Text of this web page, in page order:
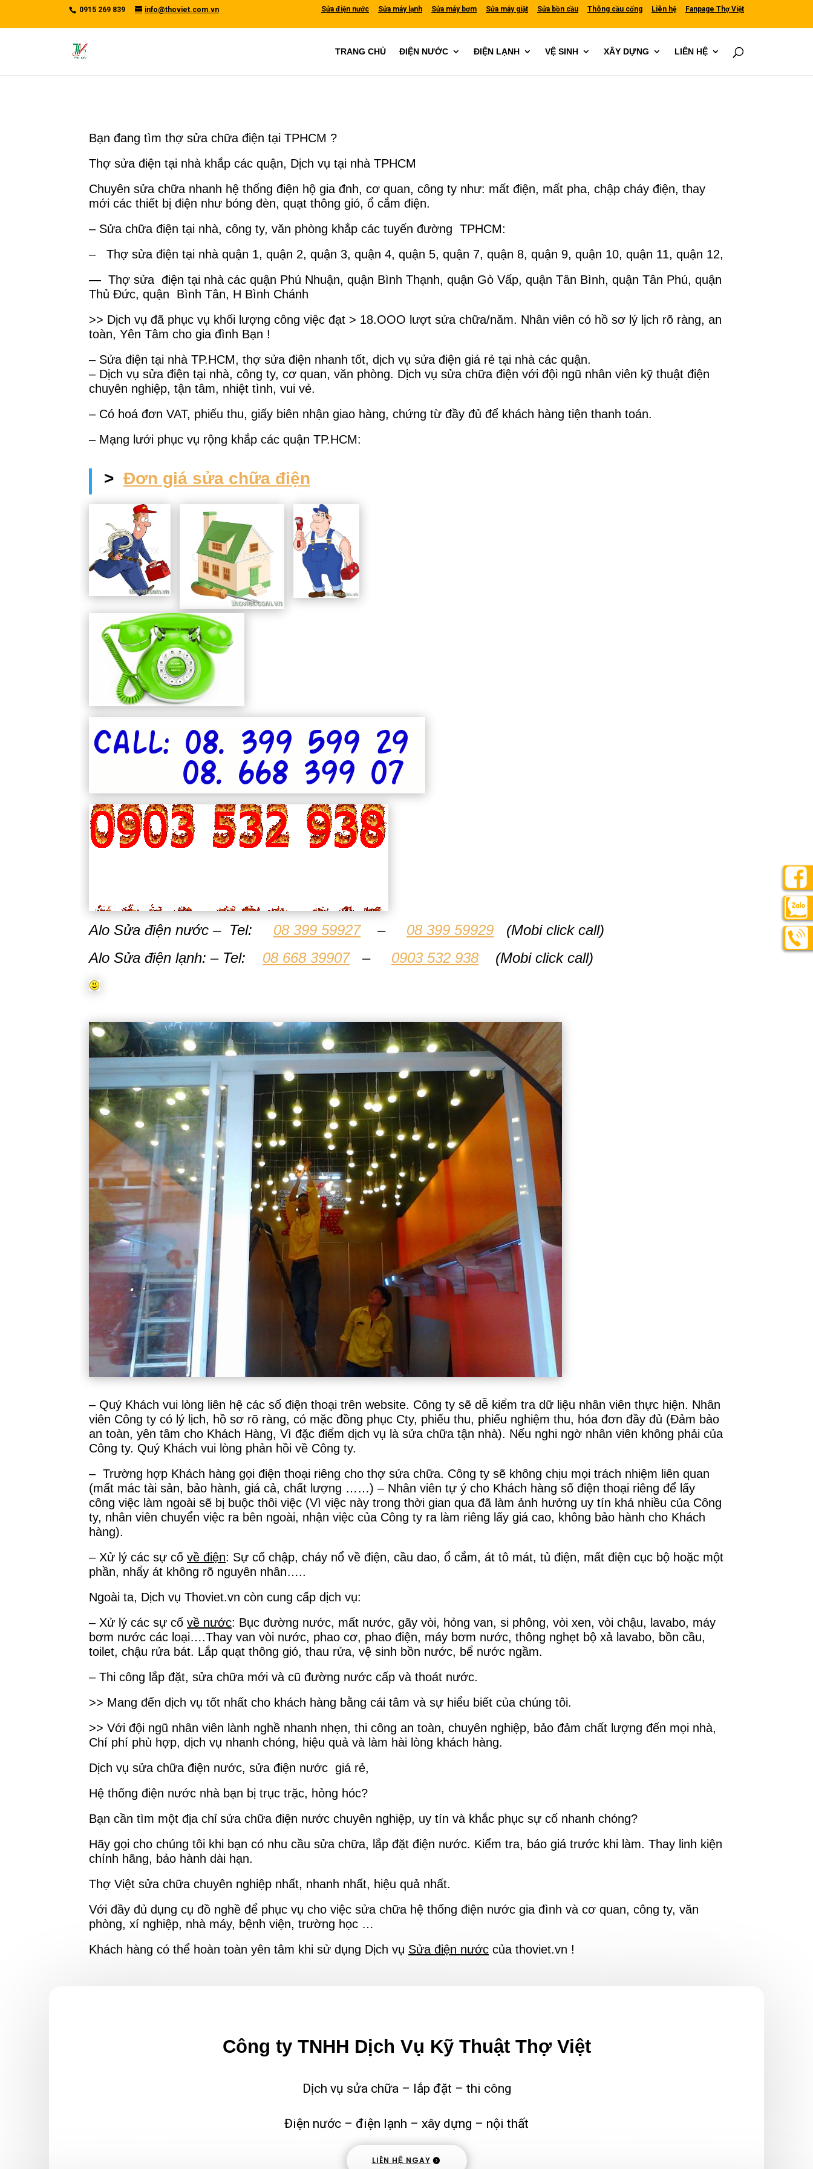
0915 269 839 info@thoviet.com.vn Sửa điện nước Sửa máy lạnh Sửa máy bơm Sửa máy giặt Sửa bồn cầu Thông cầu cống Liên hệ Fanpage Thợ Việt
TRANG CHỦ ĐIỆN NƯỚC ĐIỆN LẠNH VỆ SINH XÂY DỰNG LIÊN HỆ
Bạn đang tìm thợ sửa chữa điện tại TPHCM ?
Thợ sửa điện tại nhà khắp các quận, Dịch vụ tại nhà TPHCM
Chuyên sửa chữa nhanh hệ thống điện hộ gia đnh, cơ quan, công ty như: mất điện, mất pha, chập cháy điện, thay
mới các thiết bị điện như bóng đèn, quạt thông gió, ổ cắm điện.
– Sửa chữa điện tại nhà, công ty, văn phòng khắp các tuyến đường TPHCM:
– Thợ sửa điện tại nhà quận 1, quận 2, quận 3, quận 4, quận 5, quận 7, quận 8, quận 9, quận 10, quận 11, quận 12,
— Thợ sửa điện tại nhà các quận Phú Nhuận, quận Bình Thạnh, quận Gò Vấp, quận Tân Bình, quận Tân Phú, quận
Thủ Đức, quận Bình Tân, H Bình Chánh
>> Dịch vụ đã phục vụ khối lượng công việc đạt > 18.OOO lượt sửa chữa/năm. Nhân viên có hồ sơ lý lịch rõ ràng, an
toàn, Yên Tâm cho gia đình Bạn !
– Sửa điện tại nhà TP.HCM, thợ sửa điện nhanh tốt, dịch vụ sửa điện giá rẻ tại nhà các quận.
– Dịch vụ sửa điện tại nhà, công ty, cơ quan, văn phòng. Dịch vụ sửa chữa điện với đội ngũ nhân viên kỹ thuật điện
chuyên nghiệp, tận tâm, nhiệt tình, vui vẻ.
– Có hoá đơn VAT, phiếu thu, giấy biên nhận giao hàng, chứng từ đầy đủ để khách hàng tiện thanh toán.
– Mạng lưới phục vụ rộng khắp các quận TP.HCM:
> Đơn giá sửa chữa điện
Alo Sửa điện nước – Tel: 08 399 59927– 08 399 59929
(Mobi click call)
Alo Sửa điện lạnh: – Tel: 08 668 39907– 0903 532 938(Mobi click call)
– Quý Khách vui lòng liên hệ các số điện thoại trên website. Công ty sẽ dễ kiểm tra dữ liệu nhân viên thực hiện. Nhân
viên Công ty có lý lịch, hồ sơ rõ ràng, có mặc đồng phục Cty, phiếu thu, phiếu nghiệm thu, hóa đơn đầy đủ (Đảm bảo
an toàn, yên tâm cho Khách Hàng, Vì đặc điểm dịch vụ là sửa chữa tận nhà). Nếu nghi ngờ nhân viên không phải của
Công ty. Quý Khách vui lòng phản hồi về Công ty.
– Trường hợp Khách hàng gọi điện thoại riêng cho thợ sửa chữa. Công ty sẽ không chịu mọi trách nhiệm liên quan
(mất mác tài sản, bảo hành, giá cả, chất lượng ……) – Nhân viên tự ý cho Khách hàng số điện thoại riêng để lấy
công việc làm ngoài sẽ bị buộc thôi việc (Vì việc này trong thời gian qua đã làm ảnh hưởng uy tín khá nhiều của Công
ty, nhân viên chuyển việc ra bên ngoài, nhận việc của Công ty ra làm riêng lấy giá cao, không bảo hành cho Khách
hàng).
– Xử lý các sự cố về điện: Sự cố chập, cháy nổ về điện, cầu dao, ổ cắm, át tô mát, tủ điện, mất điện cục bộ hoặc một
phần, nhẩy át không rõ nguyên nhân…..
Ngoài ta, Dịch vụ Thoviet.vn còn cung cấp dịch vụ:
– Xử lý các sự cố về nước: Bục đường nước, mất nước, gãy vòi, hỏng van, si phông, vòi xen, vòi chậu, lavabo, máy
bơm nước các loại….Thay van vòi nước, phao cơ, phao điện, máy bơm nước, thông nghẹt bộ xả lavabo, bồn cầu,
toilet, chậu rửa bát. Lắp quạt thông gió, thau rửa, vệ sinh bồn nước, bể nước ngầm.
– Thi công lắp đặt, sửa chữa mới và cũ đường nước cấp và thoát nước.
>> Mang đến dịch vụ tốt nhất cho khách hàng bằng cái tâm và sự hiểu biết của chúng tôi.
>> Với đội ngũ nhân viên lành nghề nhanh nhẹn, thi công an toàn, chuyên nghiệp, bảo đảm chất lượng đến mọi nhà,
Chí phí phù hợp, dịch vụ nhanh chóng, hiệu quả và làm hài lòng khách hàng.
Dịch vụ sửa chữa điện nước, sửa điện nước giá rẻ,
Hệ thống điện nước nhà bạn bị trục trặc, hỏng hóc?
Bạn cần tìm một địa chỉ sửa chữa điện nước chuyên nghiệp, uy tín và khắc phục sự cố nhanh chóng?
Hãy gọi cho chúng tôi khi bạn có nhu cầu sửa chữa, lắp đặt điện nước. Kiểm tra, báo giá trước khi làm. Thay linh kiện
chính hãng, bảo hành dài hạn.
Thợ Việt sửa chữa chuyên nghiệp nhất, nhanh nhất, hiệu quả nhất.
Với đầy đủ dụng cụ đồ nghề để phục vụ cho việc sửa chữa hệ thống điện nước gia đình và cơ quan, công ty, văn
phòng, xí nghiệp, nhà máy, bệnh viện, trường học …
Khách hàng có thể hoàn toàn yên tâm khi sử dụng Dịch vụ Sửa điện nước của thoviet.vn !
Công ty TNHH Dịch Vụ Kỹ Thuật Thợ Việt
Dịch vụ sửa chữa – lắp đặt – thi công
Điện nước – điện lạnh – xây dựng – nội thất
LIÊN HỆ NGAY